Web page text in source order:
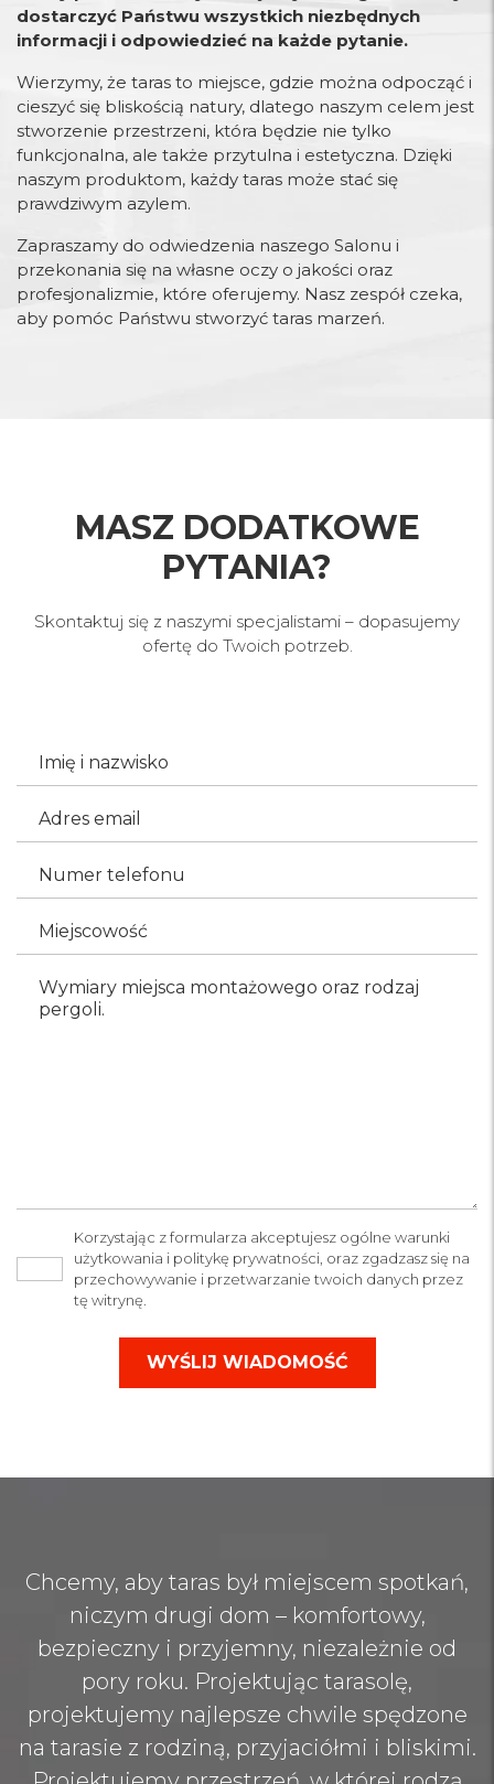
dostarczyć Państwu wszystkich niezbędnych
informacji i odpowiedzieć na każde pytanie.
Wierzymy, że taras to miejsce, gdzie można odpocząć i
cieszyć się bliskością natury, dlatego naszym celem jest
stworzenie przestrzeni, która będzie nie tylko
funkcjonalna, ale także przytulna i estetyczna. Dzięki
naszym produktom, każdy taras może stać się
prawdziwym azylem.
Zapraszamy do odwiedzenia naszego Salonu i
przekonania się na własne oczy o jakości oraz
profesjonalizmie, które oferujemy. Nasz zespół czeka,
aby pomóc Państwu stworzyć taras marzeń.
MASZ DODATKOWE
PYTANIA?
Skontaktuj się z naszymi specjalistami – dopasujemy
ofertę do Twoich potrzeb.
Korzystając z formularza akceptujesz ogólne warunki
użytkowania i politykę prywatności, oraz zgadzasz się na
przechowywanie i przetwarzanie twoich danych przez
tę witrynę.
Chcemy, aby taras był miejscem spotkań,
niczym drugi dom – komfortowy,
bezpieczny i przyjemny, niezależnie od
pory roku. Projektując tarasolę,
projektujemy najlepsze chwile spędzone
na tarasie z rodziną, przyjaciółmi i bliskimi.